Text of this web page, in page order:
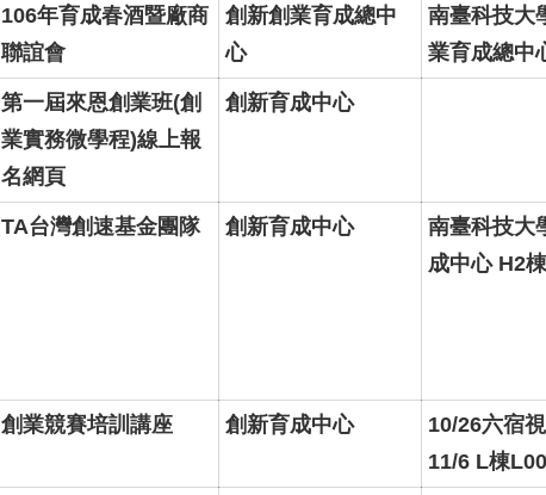
106年育成春酒暨廠商
聯誼會
創新創業育成總中
心
南臺科技大
業育成總中
第一屆來恩創業班(創
業實務微學程)線上報
名網頁
創新育成中心
TA台灣創速基金團隊 創新育成中心
南臺科技大
成中心 H2
創業競賽培訓講座 創新育成中心
10/26六宿
11/6 L棟